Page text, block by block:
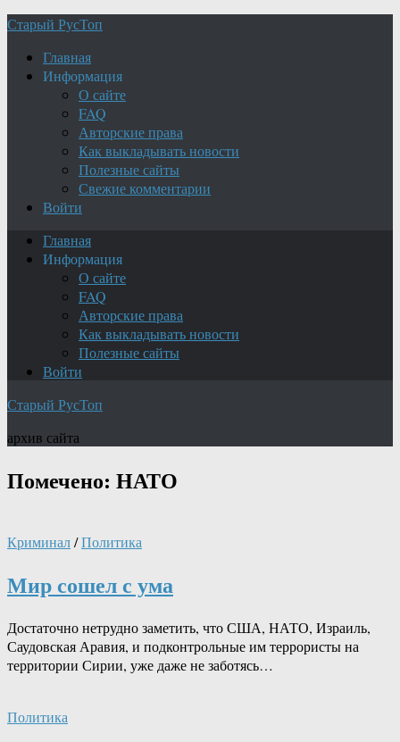
Старый РусТоп
Главная
Информация
О сайте
FAQ
Авторские права
Как выкладывать новости
Полезные сайты
Свежие комментарии
Войти
Главная
Информация
О сайте
FAQ
Авторские права
Как выкладывать новости
Полезные сайты
Войти
Старый РусТоп
архив сайта
Помечено: НАТО
Криминал/Политика
Мир сошел с ума
Достаточно нетрудно заметить, что США, НАТО, Израиль,
Саудовская Аравия, и подконтрольные им террористы на
территории Сирии, уже даже не заботясь…
Политика